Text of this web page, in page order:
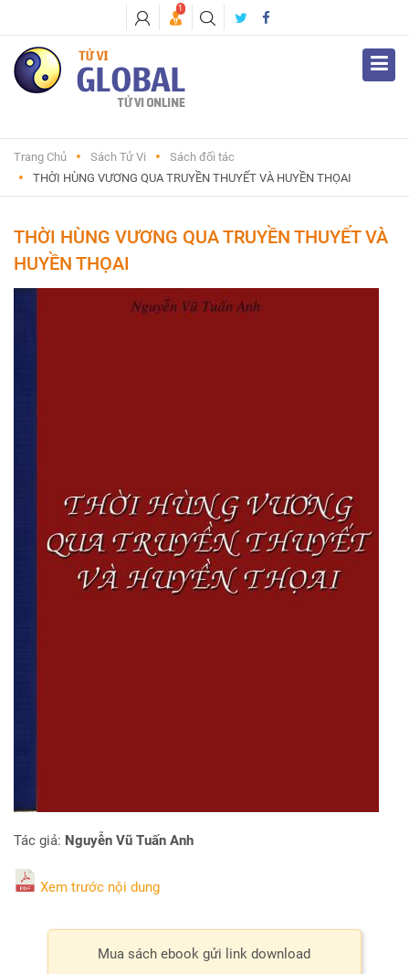
1
Trang Chủ Sách Tử Vi
Sách đối tác
THỜI HÙNG VƯƠNG QUA TRUYỀN THUYẾT VÀ HUYỀN THỌAI
THỜI HÙNG VƯƠNG QUA TRUYỀN THUYẾT VÀ
HUYỀN THỌAI
Tác giả: Nguyễn Vũ Tuấn Anh
Xem trước nội dung
Mua sách ebook gửi link download